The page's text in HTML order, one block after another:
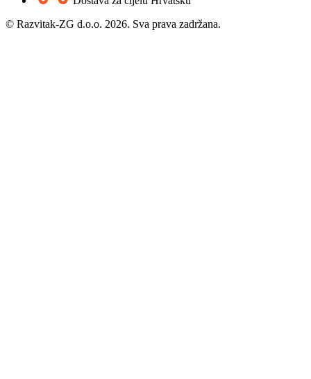
© Razvitak-ZG d.o.o. 2026. Sva prava zadržana.